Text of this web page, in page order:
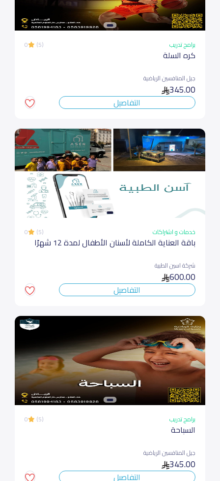
برامج تدريب (5)
0
كره السلة
جيل المنافسين الرياضية
345.00
التفاصيل
خدمات و اشتراكات (5)
0
باقة العناية الكاملة لأسنان الأطفال لمدة 12 شهرًا
شركة اسين الطبية
600.00
التفاصيل
برامج تدريب (5)
0
السباحة
جيل المنافسين الرياضية
345.00
التفاصيل